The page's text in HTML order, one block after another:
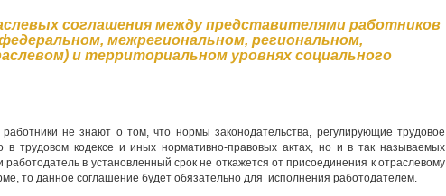
соглашения между представителями работников
межрегиональном, региональном,
и территориальном уровнях социального
не знают о том, что нормы законодательства, регулирующие трудовое
в трудовом кодексе и иных нормативно-правовых актах, но и в так называемых
в установленный срок не откажется от присоединения к отраслевому
то данное соглашение будет обязательно для исполнения работодателем.